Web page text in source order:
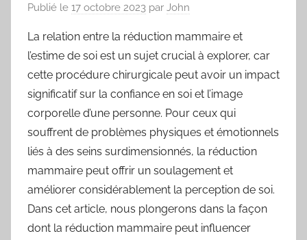
Publié le 17 octobre 2023 par John
La relation entre la réduction mammaire et
l’estime de soi est un sujet crucial à explorer, car
cette procédure chirurgicale peut avoir un impact
significatif sur la confiance en soi et l’image
corporelle d’une personne. Pour ceux qui
souffrent de problèmes physiques et émotionnels
liés à des seins surdimensionnés, la réduction
mammaire peut offrir un soulagement et
améliorer considérablement la perception de soi.
Dans cet article, nous plongerons dans la façon
dont la réduction mammaire peut influencer